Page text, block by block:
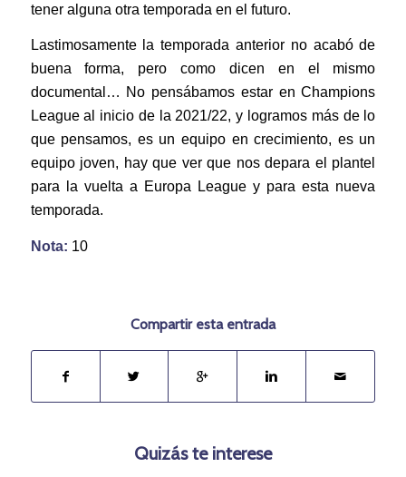
tener alguna otra temporada en el futuro.
Lastimosamente la temporada anterior no acabó de
buena forma, pero como dicen en el mismo
documental… No pensábamos estar en Champions
League al inicio de la 2021/22, y logramos más de lo
que pensamos, es un equipo en crecimiento, es un
equipo joven, hay que ver que nos depara el plantel
para la vuelta a Europa League y para esta nueva
temporada.
Nota: 10
Compartir esta entrada
Quizás te interese